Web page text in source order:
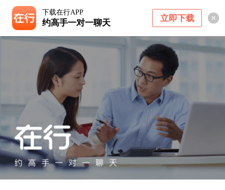
下载在行APP
约高手一对一聊天 立即下载